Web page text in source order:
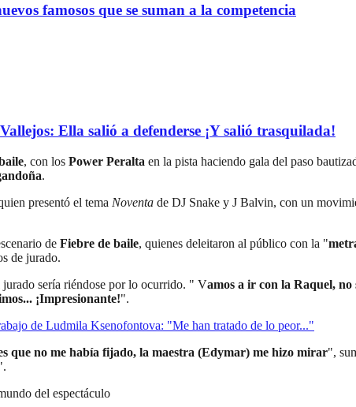
famosos que se suman a la competencia
Ella salió a defenderse ¡Y salió trasquilada!
, con los Power Peralta en la pista haciendo gala del paso
.
presentó el tema Noventa de DJ Snake y J Balvin, con un
de Fiebre de baile, quienes deleitaron al público con la "
de jurado.
sería riéndose por lo ocurrido. " Vamos a ir con la Raquel,
¡Impresionante!".
de Ludmila Ksenofontova: "Me han tratado de lo peor..."
que no me había fijado, la maestra (Edymar) me hizo mirar",
del espectáculo